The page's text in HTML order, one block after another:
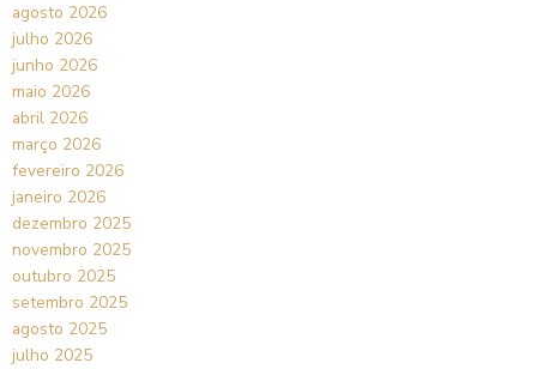
agosto 2026
julho 2026
junho 2026
maio 2026
abril 2026
março 2026
fevereiro 2026
janeiro 2026
dezembro 2025
novembro 2025
outubro 2025
setembro 2025
agosto 2025
julho 2025